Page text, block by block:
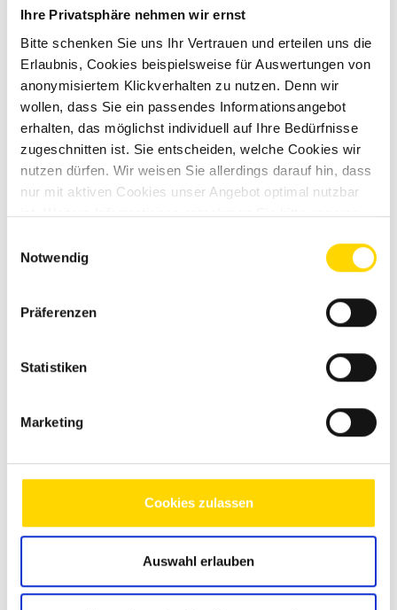
Ihre Privatsphäre nehmen wir ernst
Bitte schenken Sie uns Ihr Vertrauen und erteilen uns die
Erlaubnis, Cookies beispielsweise für Auswertungen von
anonymisiertem Klickverhalten zu nutzen. Denn wir
wollen, dass Sie ein passendes Informationsangebot
erhalten, das möglichst individuell auf Ihre Bedürfnisse
zugeschnitten ist. Sie entscheiden, welche Cookies wir
nutzen dürfen. Wir weisen Sie allerdings darauf hin, dass
nur mit aktiven Cookies unser Angebot optimal nutzbar
ist. Weitere Informationen entnehmen Sie bitte unseren
Notwendig
Präferenzen
Statistiken
Marketing
Cookies zulassen
Auswahl erlauben
Ähnliche Fahrzeuge
Bürstner B66 690 TD
77.680 €